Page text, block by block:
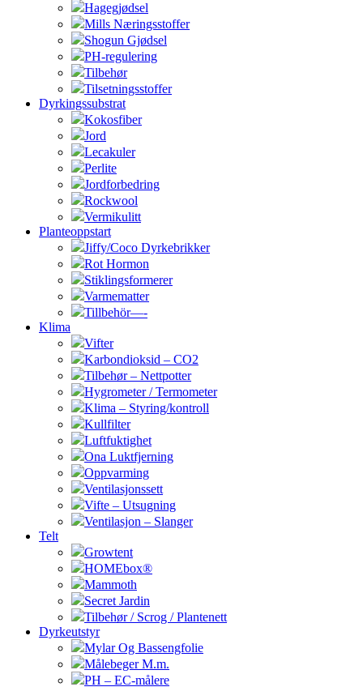
Hagegjødsel
Mills Næringsstoffer
Shogun Gjødsel
PH-regulering
Tilbehør
Tilsetningsstoffer
Dyrkingssubstrat
Kokosfiber
Jord
Lecakuler
Perlite
Jordforbedring
Rockwool
Vermikulitt
Planteoppstart
Jiffy/Coco Dyrkebrikker
Rot Hormon
Stiklingsformerer
Varmematter
Tillbehör—-
Klima
Vifter
Karbondioksid – CO2
Tilbehør – Nettpotter
Hygrometer / Termometer
Klima – Styring/kontroll
Kullfilter
Luftfuktighet
Ona Luktfjerning
Oppvarming
Ventilasjonssett
Vifte – Utsugning
Ventilasjon – Slanger
Telt
Growtent
HOMEbox®
Mammoth
Secret Jardin
Tilbehør / Scrog / Plantenett
Dyrkeutstyr
Mylar Og Bassengfolie
Målebeger M.m.
PH – EC-målere